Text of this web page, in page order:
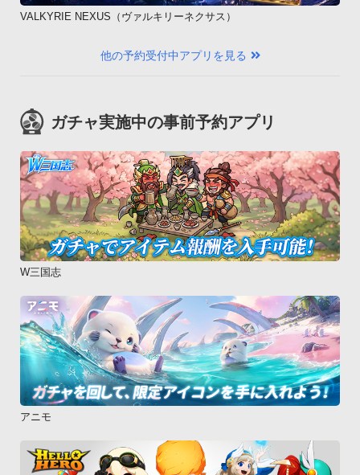
VALKYRIE NEXUS（ヴァルキリーネクサス）
他の予約受付中アプリを見る
ガチャ実施中の事前予約アプリ
W三国志
アニモ